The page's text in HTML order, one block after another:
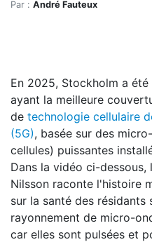
Articles
Stockholm,
Par : André Fauteux
En 2025, Stockholm a
ayant la meilleure
de technologie cellulaire
(5G), basée sur des
cellules) puissantes
Dans la vidéo ci-dessous,
Nilsson raconte l'histoire
sur la santé des résidants
rayonnement de micro-
car elles sont pulsées et